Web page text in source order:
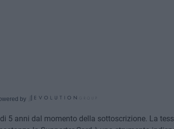
by
5 anni dal momento della sottoscrizione. La